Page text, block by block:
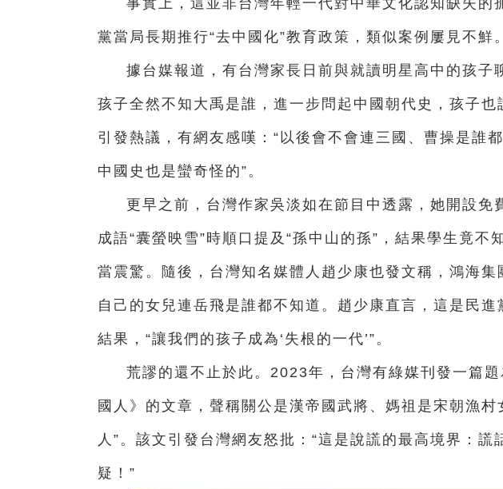
黨當局長期推行“去中國化”教育政策，類似案例屢見不鮮。
據台媒報道，有台灣家長日前與就讀明星高中的孩子
孩子全然不知大禹是誰，進一步問起中國朝代史，孩子也
引發熱議，有網友感嘆：“以後會不會連三國、曹操是誰
中國史也是蠻奇怪的”。
更早之前，台灣作家吳淡如在節目中透露，她開設免
成語“囊螢映雪”時順口提及“孫中山的孫”，結果學生竟不
當震驚。隨後，台灣知名媒體人趙少康也發文稱，鴻海集
自己的女兒連岳飛是誰都不知道。趙少康直言，這是民進
結果，“讓我們的孩子成為‘失根的一代’”。
荒謬的還不止於此。2023年，台灣有綠媒刊發一篇
國人》的文章，聲稱關公是漢帝國武將、媽祖是宋朝漁村
人”。該文引發台灣網友怒批：“這是說謊的最高境界：謊
疑！”